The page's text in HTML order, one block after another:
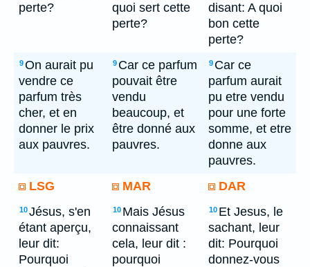
perte?
quoi sert cette
perte?
disant: A quoi
bon cette
perte?
9On aurait pu
vendre ce
parfum très
cher, et en
donner le prix
aux pauvres.
9 Car ce parfum
pouvait être
vendu
beaucoup, et
être donné aux
pauvres.
9 Car ce
parfum aurait
pu etre vendu
pour une forte
somme, et etre
donne aux
pauvres.
LSG
MAR DAR
10Jésus, s'en
étant aperçu,
leur dit:
Pourquoi
10 Mais Jésus
connaissant
cela, leur dit :
pourquoi
10 Et Jesus, le
sachant, leur
dit: Pourquoi
donnez-vous